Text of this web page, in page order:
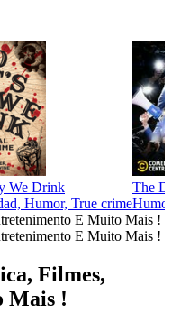
We Drink
Humor, True crime
The
E Muito Mais !
E Muito Mais !
Filmes,
Mais !